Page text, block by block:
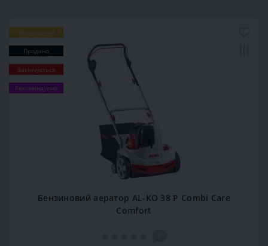
Популярний
Продано
Закінчується
Рекомендуємо
Бензиновий аератор AL-KO 38 P Combi Care
Comfort